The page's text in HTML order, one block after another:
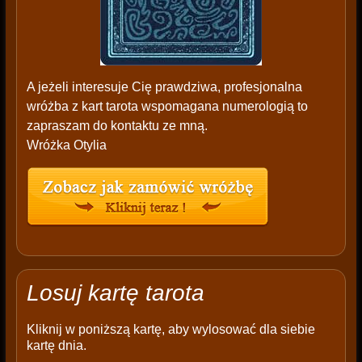
A jeżeli interesuje Cię prawdziwa, profesjonalna
wróżba z kart tarota wspomagana numerologią to
zapraszam do kontaktu ze mną.
Wróżka Otylia
Losuj kartę tarota
Kliknij w poniższą kartę, aby wylosować dla siebie
kartę dnia.